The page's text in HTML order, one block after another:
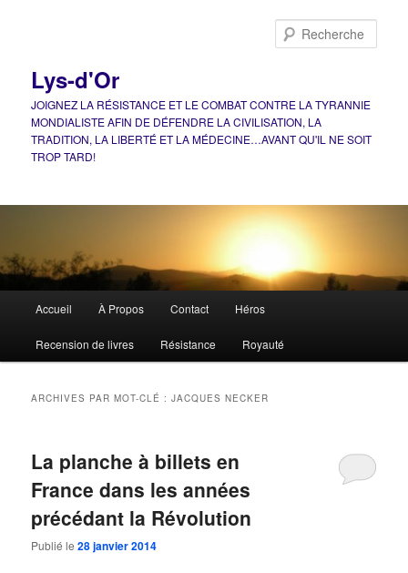
Lys-d'Or
JOIGNEZ LA RÉSISTANCE ET LE COMBAT CONTRE LA TYRANNIE
MONDIALISTE AFIN DE DÉFENDRE LA CIVILISATION, LA
TRADITION, LA LIBERTÉ ET LA MÉDECINE…AVANT QU'IL NE SOIT
TROP TARD!
principal
Accueil À Propos Contact Héros
Recension de livres Résistance Royauté
ARCHIVES PAR MOT-CLÉ :JACQUES NECKER
La planche à billets en
France dans les années
précédant la Révolution
Publié le28 janvier 2014